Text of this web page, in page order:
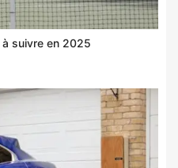
suivre en 2025